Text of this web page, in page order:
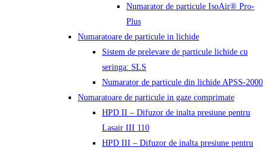
Numarator de particule IsoAir® Pro-
Plus
Numaratoare de particule in lichide
Sistem de prelevare de particule lichide cu
seringa: SLS
Numarator de particule din lichide APSS-2000
Numaratoare de particule in gaze comprimate
HPD II – Difuzor de inalta presiune pentru
Lasair III 110
HPD III – Difuzor de inalta presiune pentru